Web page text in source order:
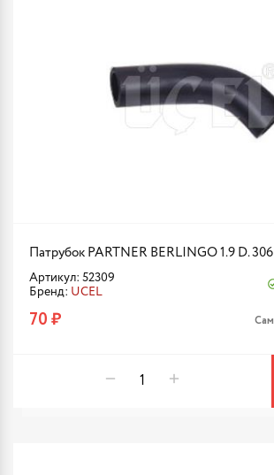
Патрубок PARTNER BERLINGO 1.9 D.
Артикул: 52309
Бренд: UCEL
70 ₽